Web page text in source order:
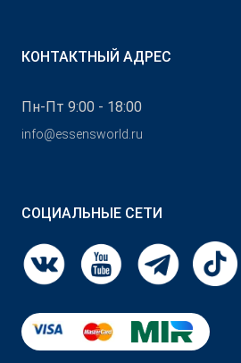
КОНТАКТНЫЙ АДРЕС
Пн-Пт 9:00 - 18:00
info@essensworld.ru
СОЦИАЛЬНЫЕ СЕТИ